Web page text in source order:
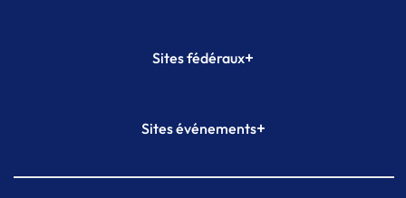
Sites fédéraux+
Plateforme Formation
Sites événements+
Meeting de Paris indoor